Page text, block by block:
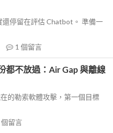
停留在評估 Chatbot。 準備一
1 個留言
都不放過：Air Gap 與離線
的勒索軟體攻擊，第一個目標
個留言